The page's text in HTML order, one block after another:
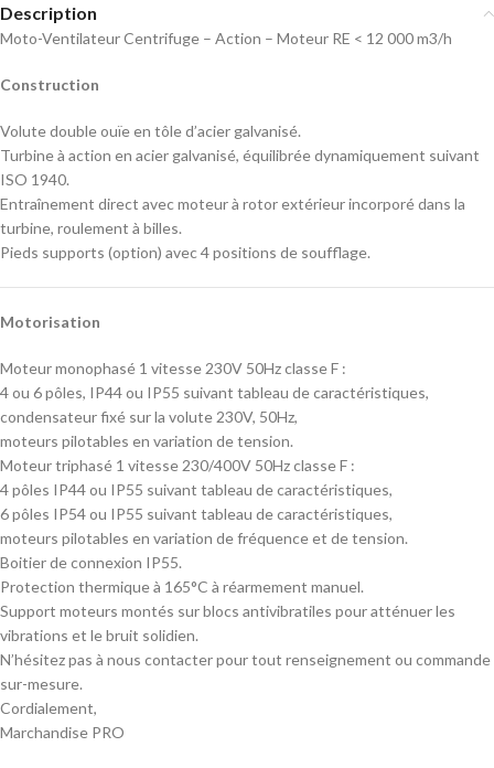
Description
Moto-Ventilateur Centrifuge – Action – Moteur RE < 12 000 m3/h
Construction
Volute double ouïe en tôle d’acier galvanisé.
Turbine à action en acier galvanisé, équilibrée dynamiquement suivant
ISO 1940.
Entraînement direct avec moteur à rotor extérieur incorporé dans la
turbine, roulement à billes.
Pieds supports (option) avec 4 positions de soufflage.
Motorisation
Moteur monophasé 1 vitesse 230V 50Hz classe F :
4 ou 6 pôles, IP44 ou IP55 suivant tableau de caractéristiques,
condensateur fixé sur la volute 230V, 50Hz,
moteurs pilotables en variation de tension.
Moteur triphasé 1 vitesse 230/400V 50Hz classe F :
4 pôles IP44 ou IP55 suivant tableau de caractéristiques,
6 pôles IP54 ou IP55 suivant tableau de caractéristiques,
moteurs pilotables en variation de fréquence et de tension.
Boitier de connexion IP55.
Protection thermique à 165°C à réarmement manuel.
Support moteurs montés sur blocs antivibratiles pour atténuer les
vibrations et le bruit solidien.
N’hésitez pas à nous contacter pour tout renseignement ou commande
sur-mesure.
Cordialement,
Marchandise PRO